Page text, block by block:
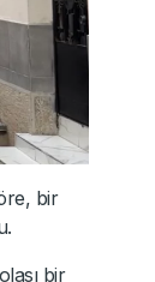
bir
bir